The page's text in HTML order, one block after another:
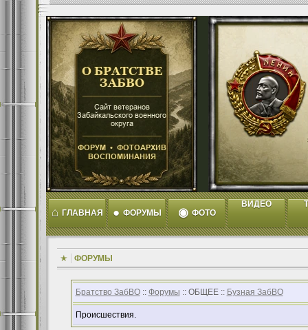
⌂ ГЛАВНАЯ ● ФОРУМЫ ◉ ФОТО
ВИДЕО
ФОРУМЫ
Братство ЗабВО:: Форумы :: ОБЩЕЕ :: Бузная ЗабВО
Происшествия.